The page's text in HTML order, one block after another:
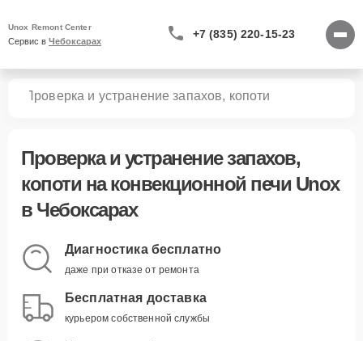
Unox Remont Center
Сервис в Чебоксарах
+7 (835) 220-15-23
Проверка и устранение запахов, копоти
Проверка и устранение запахов,
копоти на конвекционной печи Unox
в Чебоксарах
Диагностика бесплатно
даже при отказе от ремонта
Бесплатная доставка
курьером собственной службы